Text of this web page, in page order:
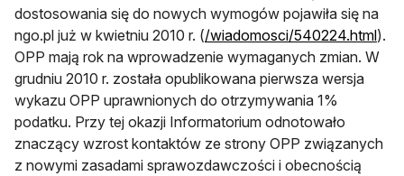
dostosowania się do nowych wymogów pojawiła się na
ngo.pl już w kwietniu 2010 r. (/wiadomosci/540224.html).
OPP mają rok na wprowadzenie wymaganych zmian. W
grudniu 2010 r. została opublikowana pierwsza wersja
wykazu OPP uprawnionych do otrzymywania 1%
podatku. Przy tej okazji Informatorium odnotowało
znaczący wzrost kontaktów ze strony OPP związanych
z nowymi zasadami sprawozdawczości i obecnością